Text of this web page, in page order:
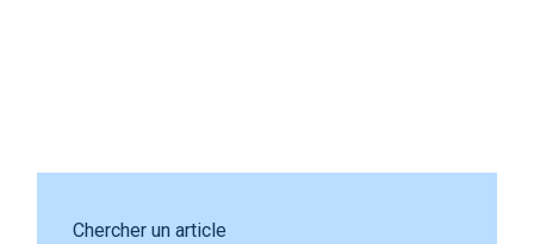
Chercher un article